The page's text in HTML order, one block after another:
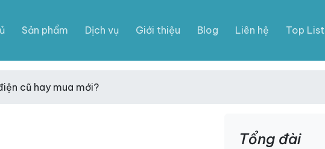
Sản phẩm Dịch vụ Giới thiệu Blog Liên hệ Top List
cũ hay mua mới?
Tổng đài